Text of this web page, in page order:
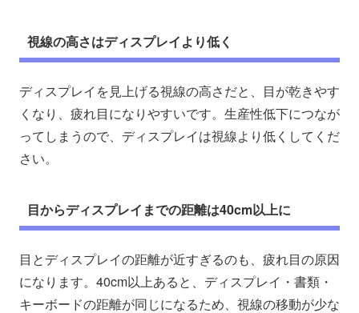
視線の高さはディスプレイより低く
ディスプレイを見上げる視線の高さだと、目が乾きやす
くなり、疲れ目になりやすいです。生産性低下につなが
ってしまうので、ディスプレイは視線より低くしてくだ
さい。
目からディスプレイまでの距離は40cm以上に
目とディスプレイの距離が近すぎるのも、疲れ目の原因
になります。40cm以上あると、ディスプレイ・書類・
キーボードの距離が同じになるため、視線の移動が少な